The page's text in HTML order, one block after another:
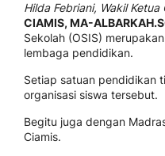
Hilda Febriani, Wakil Ketua
CIAMIS, MA-
Sekolah (OSIS)
lembaga pendidikan.
Setiap satuan pendidikan
organisasi siswa tersebut.
Begitu juga dengan
Ciamis.